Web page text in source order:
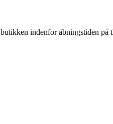
indenfor åbningstiden på